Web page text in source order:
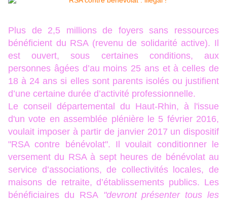
Plus de 2,5 millions de foyers sans ressources
bénéficient du RSA (revenu de solidarité active). Il
est ouvert, sous certaines conditions, aux
personnes âgées d’au moins 25 ans et à celles de
18 à 24 ans si elles sont parents isolés ou justifient
d’une certaine durée d’activité professionnelle.
Le conseil départemental du Haut-Rhin, à l'issue
d'un vote en assemblée plénière le 5 février 2016,
voulait imposer à partir de janvier 2017 un dispositif
"RSA contre bénévolat". Il voulait conditionner le
versement du RSA à sept heures de bénévolat au
service d’associations, de collectivités locales, de
maisons de retraite, d’établissements publics. Les
bénéficiaires du RSA"devront présenter tous les